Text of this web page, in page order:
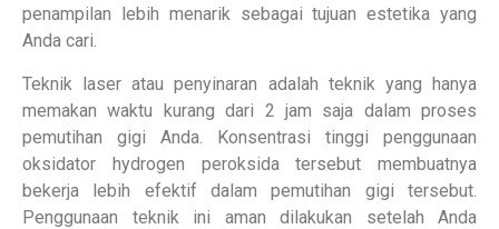
penampilan lebih menarik sebagai tujuan estetika yang
Anda cari.
Teknik laser atau penyinaran adalah teknik yang hanya
memakan waktu kurang dari 2 jam saja dalam proses
pemutihan gigi Anda. Konsentrasi tinggi penggunaan
oksidator hydrogen peroksida tersebut membuatnya
bekerja lebih efektif dalam pemutihan gigi tersebut.
Penggunaan teknik ini aman dilakukan setelah Anda